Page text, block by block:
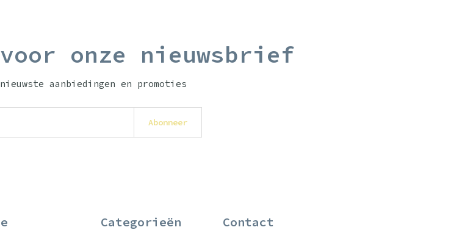
onze nieuwsbrief
aanbiedingen en promoties
Abonneer
Categorieën Contact